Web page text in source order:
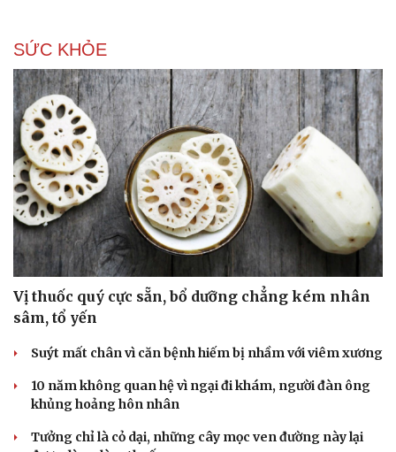
SỨC KHỎE
Vị thuốc quý cực sẵn, bổ dưỡng chẳng kém nhân
sâm, tổ yến
Suýt mất chân vì căn bệnh hiếm bị nhầm với viêm xương
10 năm không quan hệ vì ngại đi khám, người đàn ông
khủng hoảng hôn nhân
Tưởng chỉ là cỏ dại, những cây mọc ven đường này lại